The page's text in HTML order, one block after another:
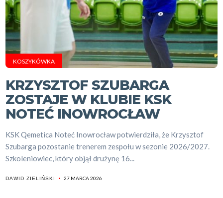
KOSZYKÓWKA
KRZYSZTOF SZUBARGA
ZOSTAJE W KLUBIE KSK
NOTEĆ INOWROCŁAW
KSK Qemetica Noteć Inowrocław potwierdziła, że Krzysztof
Szubarga pozostanie trenerem zespołu w sezonie 2026/2027.
Szkoleniowiec, który objął drużynę 16...
DAWID ZIELIŃSKI 27 MARCA 2026